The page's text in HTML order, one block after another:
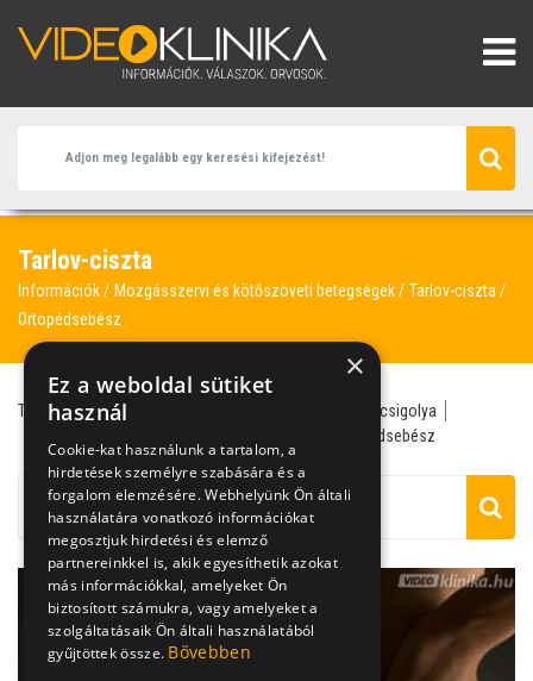
Tarlov-ciszta
Információk Mozgásszervi és kötőszöveti betegségek
Tarlov-ciszta
Ortopédsebész
Tarlov-ciszta
csigolya
ortopédsebész
×
Ez a weboldal sütiket
használ
Cookie-kat használunk a tartalom, a
hirdetések személyre szabására és a
forgalom elemzésére. Webhelyünk Ön általi
használatára vonatkozó információkat
megosztjuk hirdetési és elemző
partnereinkkel is, akik egyesíthetik azokat
más információkkal, amelyeket Ön
biztosított számukra, vagy amelyeket a
szolgáltatásaik Ön általi használatából
gyűjtöttek össze. Bővebben